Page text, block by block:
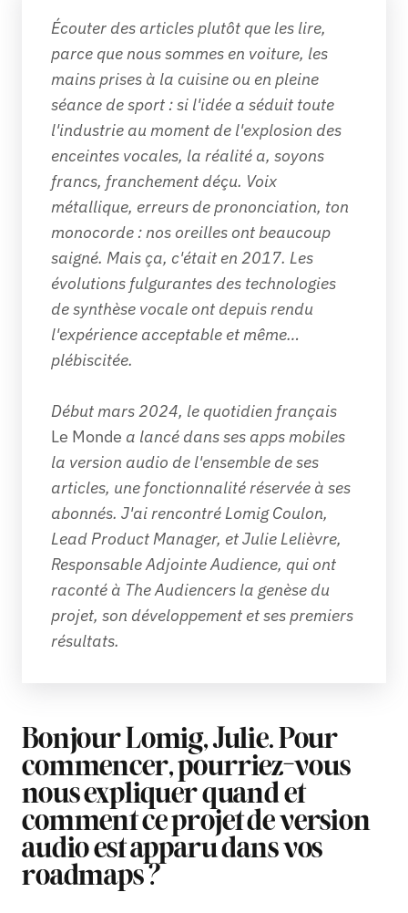
Écouter des articles plutôt que les lire,
parce que nous sommes en voiture, les
mains prises à la cuisine ou en pleine
séance de sport : si l'idée a séduit toute
l'industrie au moment de l'explosion des
enceintes vocales, la réalité a, soyons
francs, franchement déçu. Voix
métallique, erreurs de prononciation, ton
monocorde : nos oreilles ont beaucoup
saigné. Mais ça, c'était en 2017. Les
évolutions fulgurantes des technologies
de synthèse vocale ont depuis rendu
l'expérience acceptable et même…
plébiscitée.
Le Monde a lancé dans ses apps mobiles
la version audio de l'ensemble de ses
articles, une fonctionnalité réservée à ses
abonnés. J'ai rencontré Lomig Coulon,
Lead Product Manager, et Julie Lelièvre,
Responsable Adjointe Audience, qui ont
raconté à The Audiencers la genèse du
projet, son développement et ses premiers
résultats.
Bonjour Lomig, Julie. Pour
commencer, pourriez-vous
nous expliquer quand et
comment ce projet de version
audio est apparu dans vos
roadmaps ?